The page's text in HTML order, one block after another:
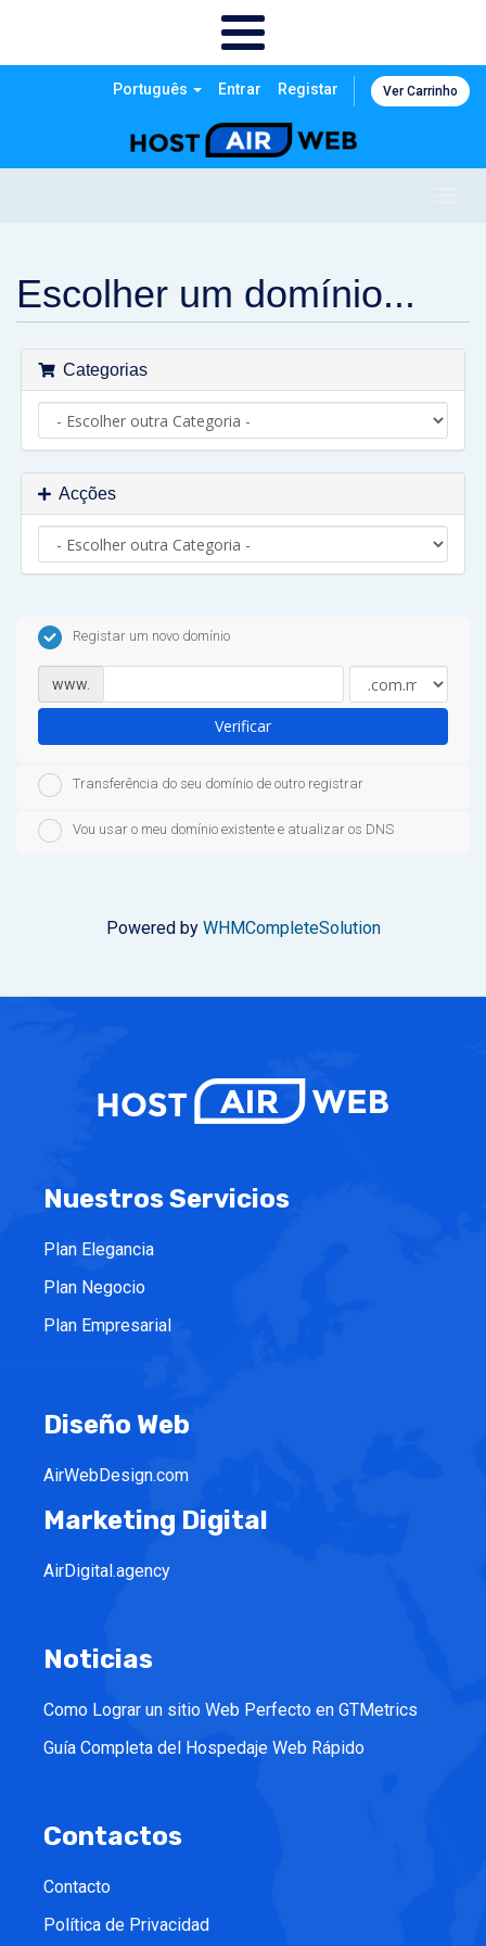
Português Entrar Registar Ver Carrinho
Escolher um domínio...
Categorias
Acções
Registar um novo domínio
www.
Verificar
Transferência do seu domínio de outro registrar
Vou usar o meu domínio existente e atualizar os DNS
Powered by WHMCompleteSolution
Nuestros Servicios
Plan Elegancia
Plan Negocio
Plan Empresarial
Diseño Web
AirWebDesign.com
Marketing Digital
AirDigital.agency
Noticias
Como Lograr un sitio Web Perfecto en GTMetrics
Guía Completa del Hospedaje Web Rápido
Contactos
Contacto
Política de Privacidad